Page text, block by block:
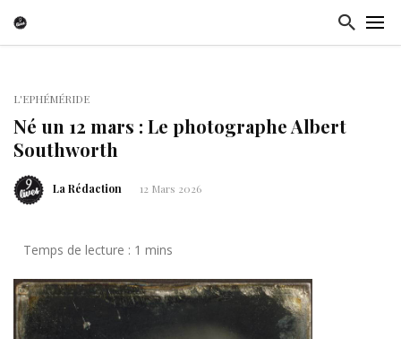
L'EPHÉMÉRIDE
Né un 12 mars : Le photographe Albert
Southworth
La Rédaction 12 Mars 2026